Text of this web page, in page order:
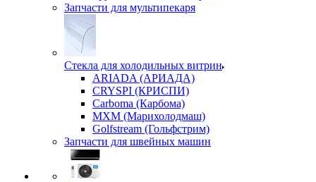
Запчасти для мультипекаря
Стекла для холодильных витрин
ARIADA (АРИАДА)
CRYSPI (КРИСПИ)
Carboma (Карбома)
MXM (Марихолодмаш)
Golfstream (Гольфстрим)
Запчасти для швейных машин